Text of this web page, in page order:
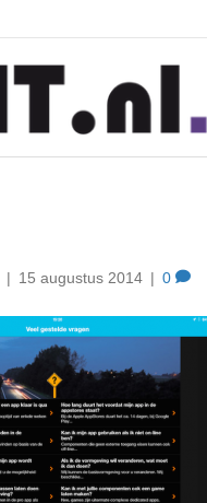
| 15 augustus 2014 | 0